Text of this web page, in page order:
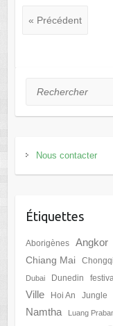
« Précédent
Rechercher
Nous contacter
Étiquettes
Aborigènes Angkor
Chiang Mai
Dubai Dunedin
Ville
Hoi An Jungle
Namtha
Luang